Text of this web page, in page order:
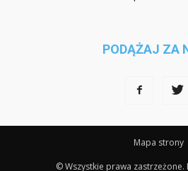
PODĄŻAJ ZA
Mapa strony
© Wszystkie prawa zastrzeżone.